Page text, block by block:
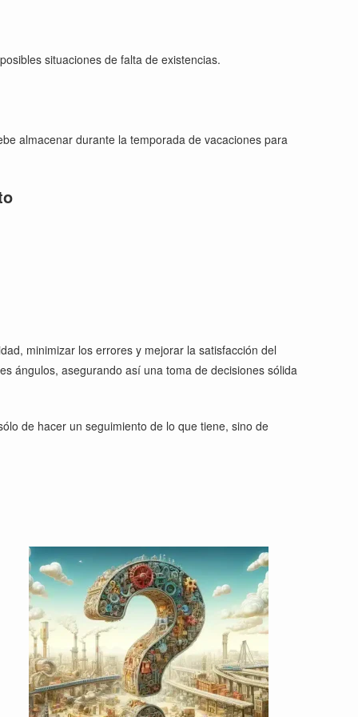
situaciones de falta de existencias.
almacenar durante la temporada de vacaciones para
minimizar los errores y mejorar la satisfacción del
ángulos, asegurando así una toma de decisiones sólida
de hacer un seguimiento de lo que tiene, sino de